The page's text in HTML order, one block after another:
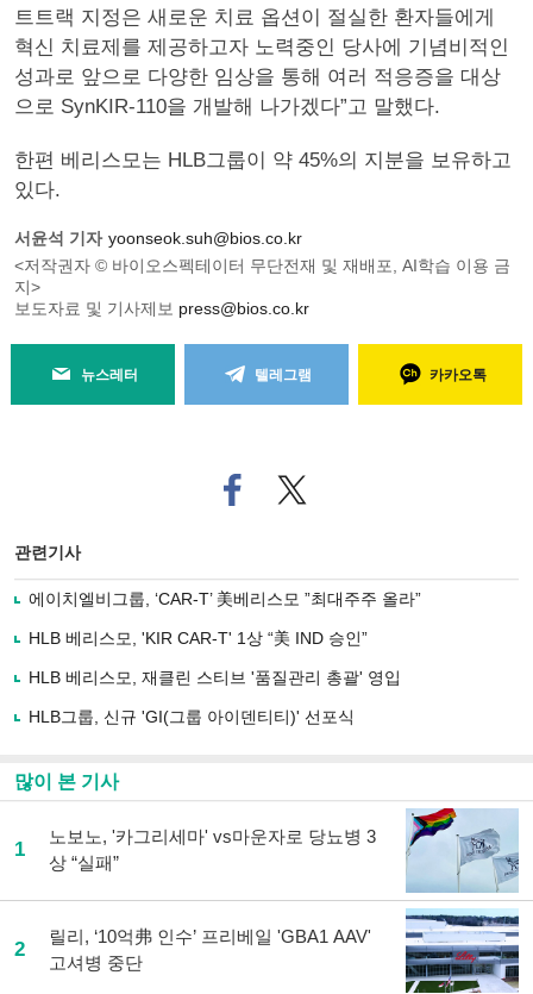
트트랙 지정은 새로운 치료 옵션이 절실한 환자들에게
혁신 치료제를 제공하고자 노력중인 당사에 기념비적인
성과로 앞으로 다양한 임상을 통해 여러 적응증을 대상
으로 SynKIR-110을 개발해 나가겠다”고 말했다.
한편 베리스모는 HLB그룹이 약 45%의 지분을 보유하고
있다.
서윤석 기자 yoonseok.suh@bios.co.kr
<저작권자 © 바이오스펙테이터 무단전재 및 재배포, AI학습 이용 금
지>
보도자료 및 기사제보 press@bios.co.kr
뉴스레터 텔레그램 카카오톡
페
이
로
기
사
유
기
트위
터로
관련기사
에이치엘비그룹, ‘CAR-T’ 美베리스모 ”최대주주 올라”
HLB 베리스모, 'KIR CAR-T' 1상 “美 IND 승인”
HLB 베리스모, 재클린 스티브 '품질관리 총괄' 영입
HLB그룹, 신규 'GI(그룹 아이덴티티)' 선포식
많이 본 기사
1
노보노, '카그리세마' vs마운자로 당뇨병 3
상 “실패”
2
릴리, ‘10억弗 인수’ 프리베일 'GBA1 AAV'
고셔병 중단